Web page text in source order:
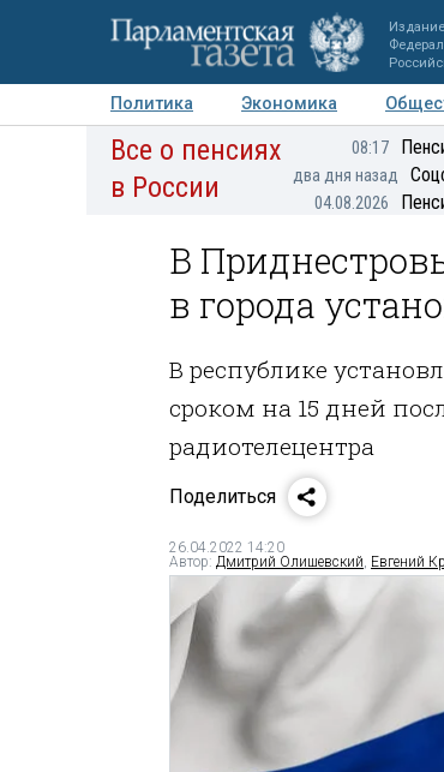
Издание
Политика Экономика
Авторы Персоны Мнения
Все о пенсиях
в России
08:17
два дня назад
04.08.2026
В
в города
В республике
сроком на 15 дней
радиотелецентра
Поделиться
26.04.2022 14:20
Автор: Дмитрий Олишевский Евгений